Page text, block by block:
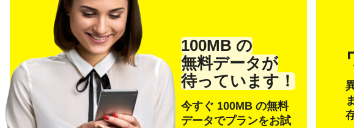
100MB の
無料データが
待っています！
今すぐ 100MB の無料
データでプランをお試
アカウントをお持ち
メ